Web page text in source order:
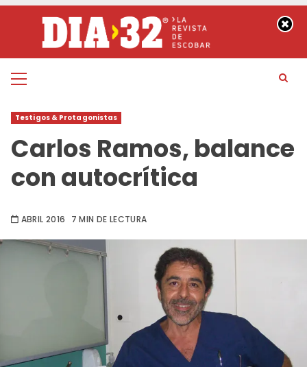
contenido
Menú
Testigos & Protagonistas
Carlos Ramos, balance
con autocrítica
ABRIL 2016 7 MIN DE LECTURA